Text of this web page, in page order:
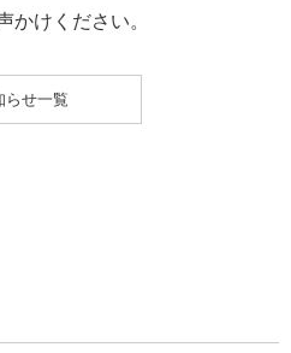
かけください。
らせ一覧